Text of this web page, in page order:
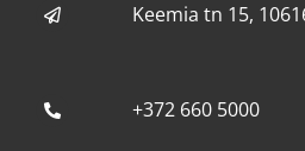
Keemia tn 15,
+372 660 5000